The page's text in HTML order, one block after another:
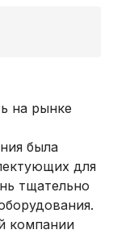
на рынке
была
для
тщательно
компании